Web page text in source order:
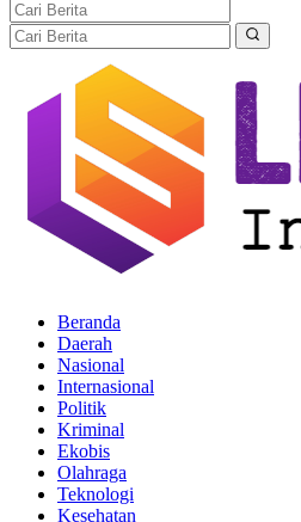
Beranda
Daerah
Nasional
Internasional
Politik
Kriminal
Ekobis
Olahraga
Teknologi
Kesehatan